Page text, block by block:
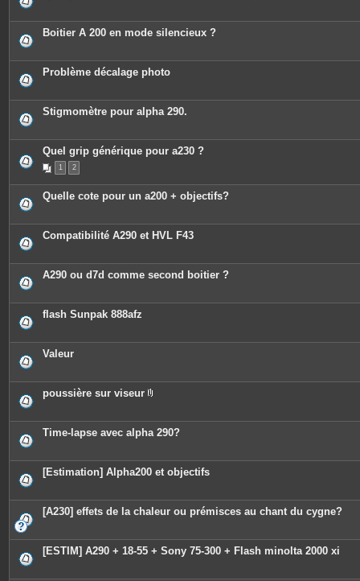
Boitier A 200 en mode silencieux ?
Problème décalage photo
Stigmomètre pour alpha 290.
Quel grip générique pour a230 ?
1 2
Quelle cote pour un a200 + objectifs?
Compatibilité A290 et HVL F43
A290 ou d7d comme second boitier ?
flash Sunpak 888afz
Valeur
poussière sur viseur
è
c
j
o
t
e
s
Time-lapse avec alpha 290?
[Estimation] Alpha200 et objectifs
[A230] effets de la chaleur ou prémisces au chant du cygne?
[ESTIM] A290 + 18-55 + Sony 75-300 + Flash minolta 2000 xi